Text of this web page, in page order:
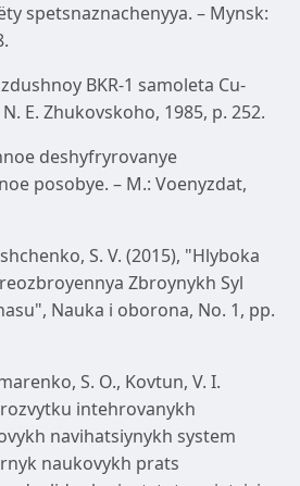
spetsnaznachenyya. – Mynsk:
BKR-1 samoleta Cu-
E. Zhukovskoho, 1985, p. 252.
deshyfryrovanye
posobye. – M.: Voenyzdat,
S. V. (2015), "Hlyboka
Zbroynykh Syl
Nauka i oborona, No. 1, pp.
S. O., Kovtun, V. I.
intehrovanykh
navihatsiynykh system
naukovykh prats